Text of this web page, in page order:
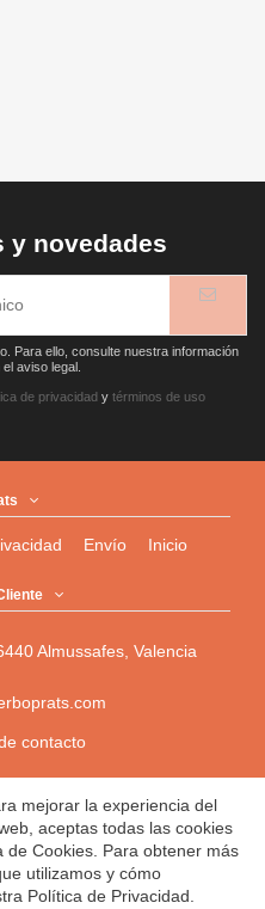
y novedades
Para ello, consulte nuestra información
aviso legal.
de privacidad y términos de uso
Envío Inicio
Almussafes, Valencia
contacto
Tienda Ecológica Online|
de Productos Naturales|
Online
mejorar la experiencia del
aceptas todas las cookies
Cookies. Para obtener más
utilizamos y cómo
Política de Privacidad.